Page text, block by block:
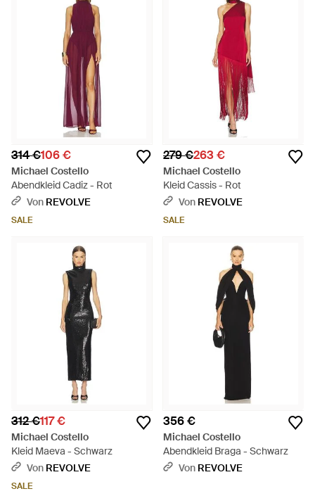
314 €106 €
Michael Costello
Abendkleid Cadiz - Rot
Von REVOLVE
SALE
279 €263 €
Michael Costello
Kleid Cassis - Rot
Von REVOLVE
SALE
312 €117 €
Michael Costello
Kleid Maeva - Schwarz
Von REVOLVE
SALE
356 €
Michael Costello
Abendkleid Braga - Schwarz
Von REVOLVE